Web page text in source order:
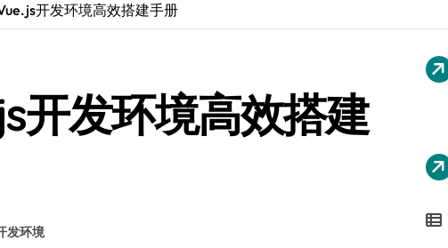
数级跃升
优化革新
飞跃
开发环境高效搭建手册
开发环境高效搭建
发环境